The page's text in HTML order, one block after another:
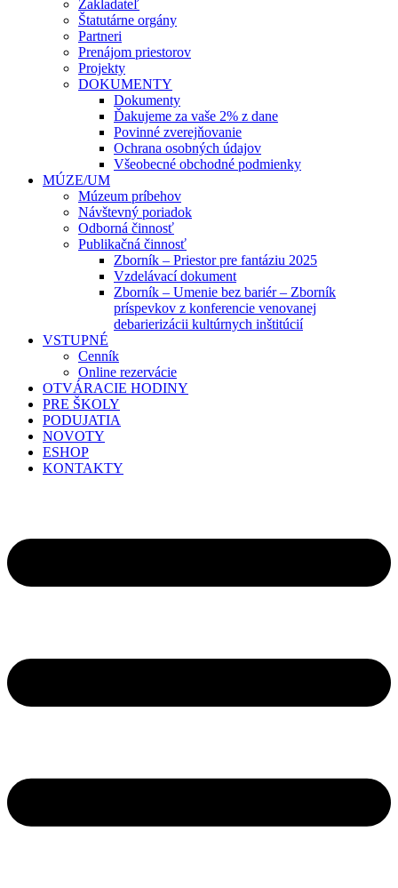
Zakladateľ
Štatutárne orgány
Partneri
Prenájom priestorov
Projekty
DOKUMENTY
Dokumenty
Ďakujeme za vaše 2% z dane
Povinné zverejňovanie
Ochrana osobných údajov
Všeobecné obchodné podmienky
MÚZE/UM
Múzeum príbehov
Návštevný poriadok
Odborná činnosť
Publikačná činnosť
Zborník – Priestor pre fantáziu 2025
Vzdelávací dokument
Zborník – Umenie bez bariér – Zborník
príspevkov z konferencie venovanej
debarierizácii kultúrnych inštitúcií
VSTUPNÉ
Cenník
Online rezervácie
OTVÁRACIE HODINY
PRE ŠKOLY
PODUJATIA
NOVOTY
ESHOP
KONTAKTY